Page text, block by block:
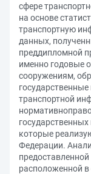
сфере
на основе
транспортную
данных,
преддипломной
именно годовые
сооружениям,
транспортной
которые
Федерации.
расположенной в